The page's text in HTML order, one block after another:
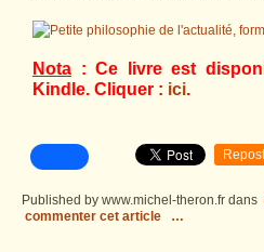
Nota : Ce livre est
Kindle. Cliquer : ici.
Repost
Published by www.michel-theron.fr dans
commenter cet article
…